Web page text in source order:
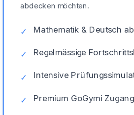
abdecken möchten.
✓ Mathematik & Deutsch
✓ Regelmässige
✓ Intensive
✓ Premium GoGymi Zugang